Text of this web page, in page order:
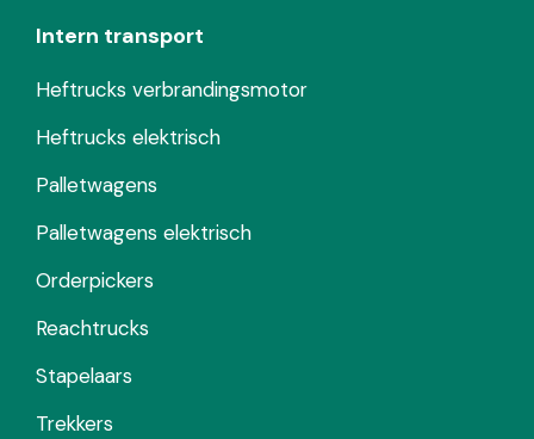
Intern transport
Heftrucks verbrandingsmotor
Heftrucks elektrisch
Palletwagens
Palletwagens elektrisch
Orderpickers
Reachtrucks
Stapelaars
Trekkers